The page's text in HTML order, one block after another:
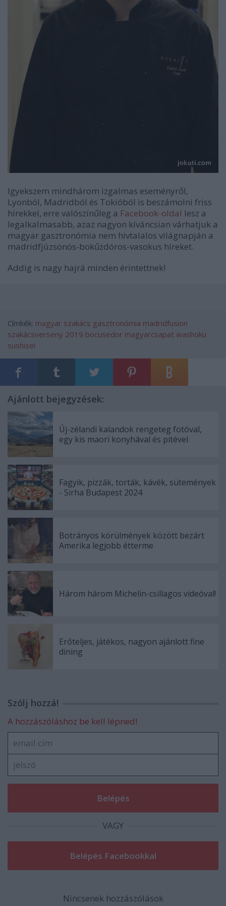
Igyekszem mindhárom izgalmas eseményről,
Lyonból, Madridból és Tokióból is beszámolni friss
hírekkel, erre valószínűleg a Facebook-oldal lesz a
legalkalmasabb, azaz nagyon kíváncsian várhatjuk a
magyar gasztronómia nem hivtalalos világnapján a
madridfjúzsönös-bokűzdóros-vasokus híreket.
Addig is nagy hajrá minden érintettnek!
Címkék: magyar szakács gasztronómia madridfusion
szakácsverseny 2019 bocusedor magyarcsapat washoku
sushisei
Ajánlott bejegyzések:
Új-zélandi kalandok rengeteg fotóval,
egy kis maori konyhával és pitével
Fagyik, pizzák, torták, kávék, sütemények
- Sirha Budapest 2024
Botrányos körülmények között bezárt
Amerika legjobb étterme
Három három Michelin-csillagos videóval!
Erőteljes, játékos, nagyon ajánlott fine
dining
Szólj hozzá!
A hozzászóláshoz be kell lépned!
VAGY
Nincsenek hozzászólások